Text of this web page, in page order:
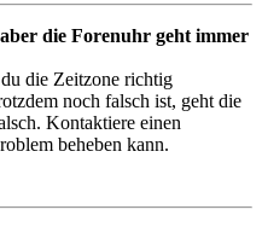
die Forenuhr geht immer
die Zeitzone richtig
noch falsch ist, geht die
Kontaktiere einen
beheben kann.